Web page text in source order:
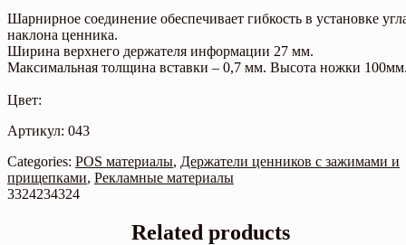
Шарнирное соединение обеспечивает гибкость в установке
наклона ценника.
Ширина верхнего держателя информации 27 мм.
Максимальная толщина вставки – 0,7 мм. Высота ножки
Цвет:
Артикул: 043
Categories: POS материалы, Держатели ценников с зажимами и
прищепками, Рекламные материалы
3324234324
Related products